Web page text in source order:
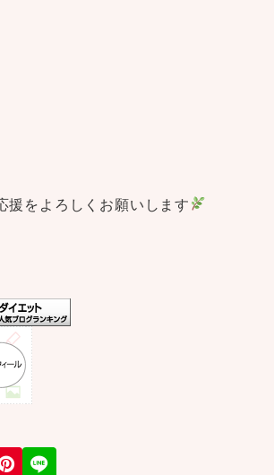
援をよろしくお願いします